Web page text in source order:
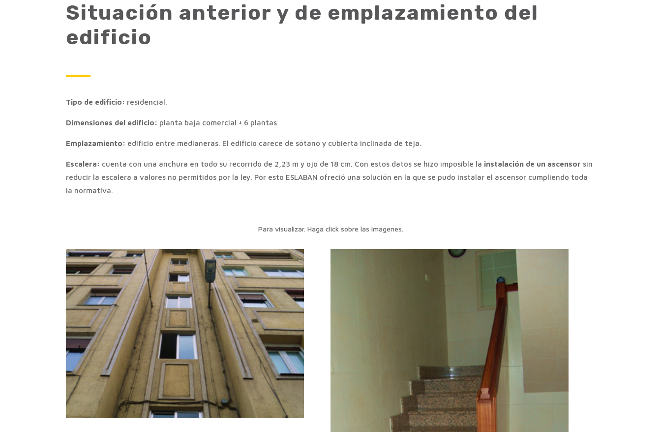
Situación anterior y de emplazamiento del
edificio
Tipo de edificio: residencial.
Dimensiones del edificio: planta baja comercial + 6 plantas
Emplazamiento: edificio entre medianeras. El edificio carece de sótano y cubierta inclinada de teja.
Escalera: cuenta con una anchura en todo su recorrido de 2,23 m y ojo de 18 cm. Con estos datos se hizo imposible la instalación de un ascensor sin
reducir la escalera a valores no permitidos por la ley. Por esto ESLABAN ofreció una solución en la que se pudo instalar el ascensor cumpliendo toda
la normativa.
Para visualizar. Haga click sobre las imágenes.